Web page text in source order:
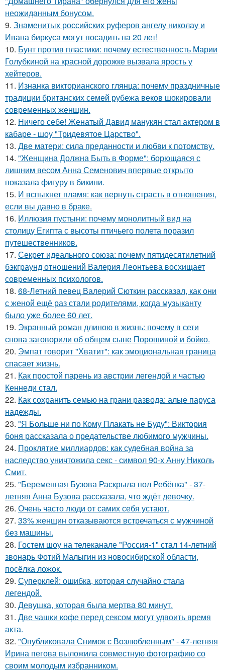
неожиданным бонусом.
9. Знаменитых российских руферов ангелу николау и
Ивана биркуса могут посадить на 20 лет!
10. Бунт против пластики: почему естественность Марии
Голубкиной на красной дорожке вызвала ярость у
хейтеров.
11. Изнанка викторианского глянца: почему праздничные
традиции британских семей рубежа веков шокировали
современных женщин.
12. Ничего себе! Женатый Давид манукян стал актером в
кабаре - шоу "Тридевятое Царство".
13. Две матери: сила преданности и любви к потомству.
14. "Женщина Должна Быть в Форме": борющаяся с
лишним весом Анна Семенович впервые открыто
показала фигуру в бикини.
15. И вспыхнет пламя: как вернуть страсть в отношения,
если вы давно в браке.
16. Иллюзия пустыни: почему монолитный вид на
столицу Египта с высоты птичьего полета поразил
путешественников.
17. Секрет идеального союза: почему пятидесятилетний
бэкграунд отношений Валерия Леонтьева восхищает
современных психологов.
18. 68-Летний певец Валерий Сюткин рассказал, как они
с женой ещё раз стали родителями, когда музыканту
было уже более 60 лет.
19. Экранный роман длиною в жизнь: почему в сети
снова заговорили об общем сыне Порошиной и бойко.
20. Эмпат говорит "Хватит": как эмоциональная граница
спасает жизнь.
21. Как простой парень из австрии легендой и частью
Кеннеди стал.
22. Как сохранить семью на грани развода: алые паруса
надежды.
23. "Я Больше ни по Кому Плакать не Буду": Виктория
боня рассказала о предательстве любимого мужчины.
24. Проклятие миллиардов: как судебная война за
наследство уничтожила секс - символ 90-х Анну Николь
Смит.
25. "Беременная Бузова Раскрыла пол Ребёнка" - 37-
летняя Анна Бузова рассказала, что ждёт девочку.
26. Очень часто люди от самих себя устают.
27. 33% женщин отказываются встречаться с мужчиной
без машины.
28. Гостем шоу на телеканале "Россия-1" стал 14-летний
звонарь Фотий Малыгин из новосибирской области,
посёлка ложок.
29. Суперклей: ошибка, которая случайно стала
легендой.
30. Девушка, которая была мертва 80 минут.
31. Две чашки кофе перед сексом могут удвоить время
акта.
32. "Опубликовала Снимок с Возлюбленным" - 47-летняя
Ирина пегова выложила совместную фотографию со
своим молодым избранником.